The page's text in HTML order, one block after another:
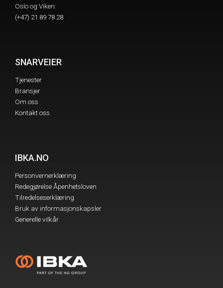
Oslo og Viken:
(+47) 21 89 78 28
SNARVEIER
Tjenester
Bransjer
Om oss
Kontakt oss
IBKA.NO
Personvernerklæring
Redegjørelse Åpenhetsloven
Tilredelseserklæring
Bruk av informasjonskapsler
Generelle vilkår